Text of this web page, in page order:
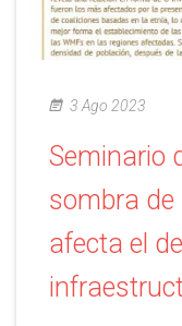
3 Ago 2023
Seminario
sombra de
afecta el